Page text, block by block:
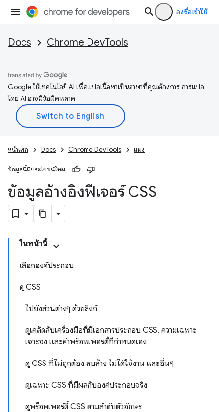
ลงชื่อเข้าใช้
Docs Chrome DevTools
Google ใช้เทคโนโลยี AI เพื่อแปลเนื้อหาเป็นภาษาที่คุณต้องการ การแปล
โดย AI อาจมีข้อผิดพลาด
หน้าแรก Docs Chrome DevTools แผง
ข้อมูลนี้มีประโยชน์ไหม
ข้อมูลอ้างอิงฟีเจอร์ CSS
ในหน้านี้
เลือกองค์ประกอบ
ดู CSS
ไปยังส่วนต่างๆ ด้วยลิงก์
ดูเคล็ดลับเครื่องมือที่มีเอกสารประกอบ CSS, ความเฉพาะ
เจาะจง และค่าพร็อพเพอร์ตี้ที่กำหนดเอง
ดู CSS ที่ไม่ถูกต้อง ลบล้าง ไม่ได้ใช้งาน และอื่นๆ
ดูเฉพาะ CSS ที่มีผลกับองค์ประกอบจริง
ดูพร็อพเพอร์ตี้ CSS ตามลําดับตัวอักษร